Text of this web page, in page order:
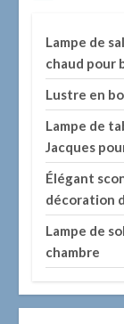
Lampe de
chaud pour
Lustre en
Lampe de
Jacques
Élégant
décoration
Lampe de
chambre